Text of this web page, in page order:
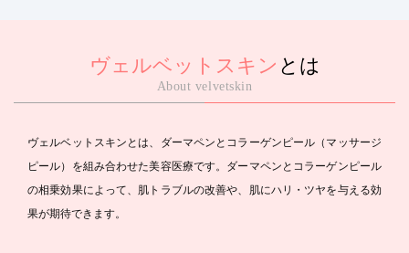
ヴェルベットスキン とは
About velvetskin
ヴェルベットスキンとは、ダーマペンとコラーゲンピール（マッサージ
ピール）を組み合わせた美容医療です。ダーマペンとコラーゲンピール
の相乗効果によって、肌トラブルの改善や、肌にハリ・ツヤを与える効
果が期待できます。